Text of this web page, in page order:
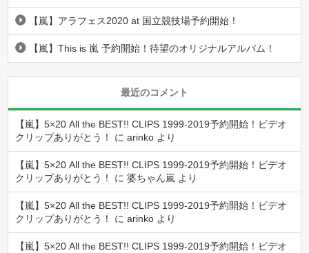
【嵐】アラフェス2020 at 国立競技場予約開始！
【嵐】This is 嵐 予約開始！待望のオリジナルアルバム！
最近のコメント
【嵐】5×20 All the BEST!! CLIPS 1999-2019予約開始！ビデオ
クリップありがとう！
にarinko より
【嵐】5×20 All the BEST!! CLIPS 1999-2019予約開始！ビデオ
クリップありがとう！
に婆ちゃん嵐 より
【嵐】5×20 All the BEST!! CLIPS 1999-2019予約開始！ビデオ
クリップありがとう！
にarinko より
【嵐】5×20 All the BEST!! CLIPS 1999-2019予約開始！ビデオ